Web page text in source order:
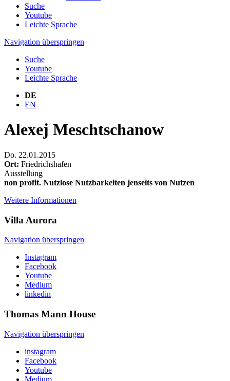
Suche
Youtube
Leichte Sprache
Navigation überspringen
Suche
Youtube
Leichte Sprache
DE
EN
Alexej Meschtschanow
Do. 22.01.2015
Ort: Friedrichshafen
Ausstellung
non profit. Nutzlose Nutzbarkeiten jenseits von Nutzen
Weitere Informationen
Villa Aurora
Navigation überspringen
Instagram
Facebook
Youtube
Medium
linkedin
Thomas Mann House
Navigation überspringen
instagram
Facebook
Youtube
Medium